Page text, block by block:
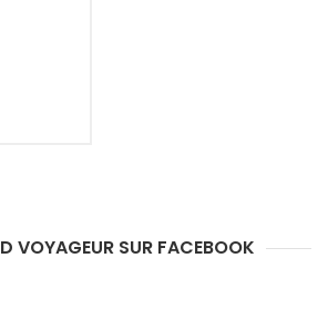
VOYAGEUR SUR FACEBOOK